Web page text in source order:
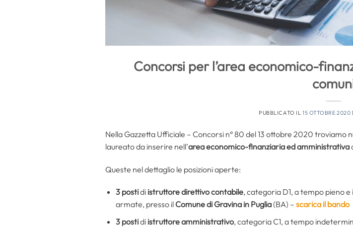
Concorsi per l’area economico-
PUBBLICATO IL 15 OTTOBRE 2020
Nella Gazzetta Ufficiale – Concorsi n° 80 del 13 ottobre 2020 troviamo
laureato da inserire nell’area economico-finanziaria ed amministrativa
Queste nel dettaglio le posizioni aperte:
3 postidi istruttore direttivo contabile, categoria D1, a tempo pieno
armate, presso il Comune di Gravina in Puglia(BA) – scarica il bando
3 postidi istruttore amministrativo, categoria C1, a tempo